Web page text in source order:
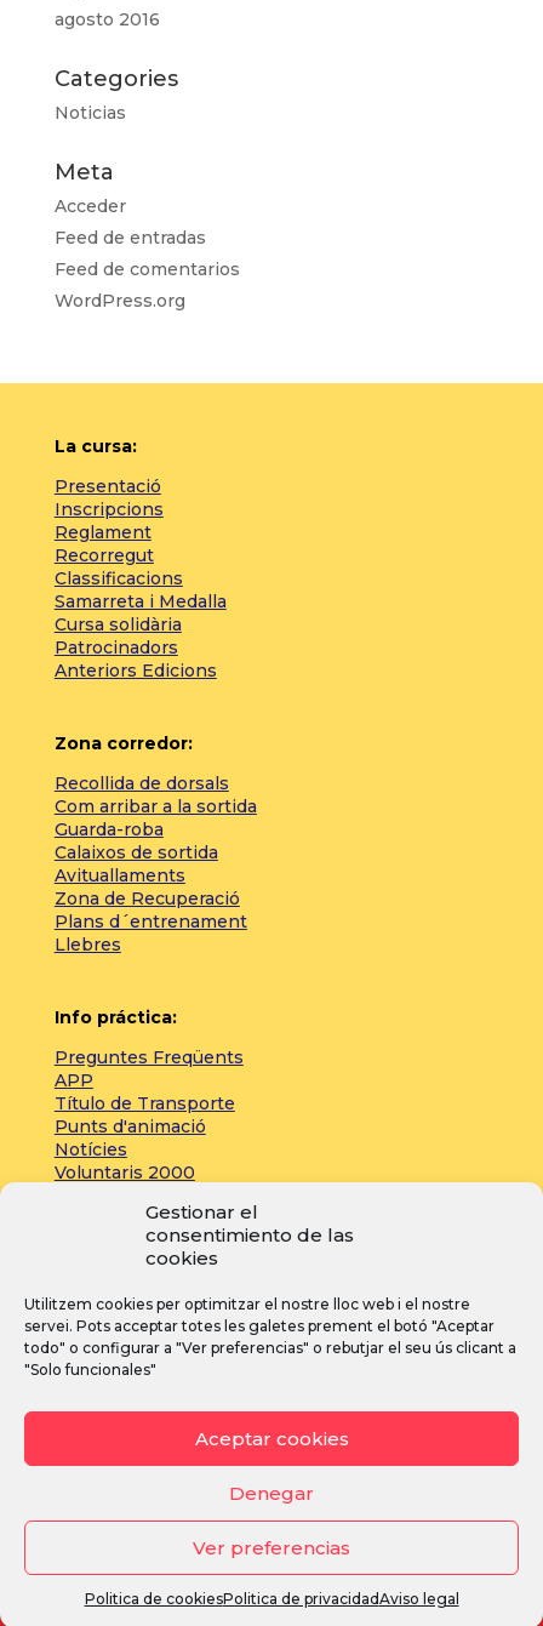
Gestionar el
consentimiento de las
cookies
Utilitzem cookies per optimitzar el nostre lloc web i el nostre
servei. Pots acceptar totes les galetes prement el botó "Aceptar
todo" o configurar a "Ver preferencias" o rebutjar el seu ús clicant a
"Solo funcionales"
Aceptar cookies
Denegar
Ver preferencias
Politica de cookiesPolitica de privacidadAviso legal
agosto 2016
Categories
Noticias
Meta
Acceder
Feed de entradas
Feed de comentarios
WordPress.org
La cursa:
Presentació
Inscripcions
Reglament
Recorregut
Classificacions
Samarreta i Medalla
Cursa solidària
Patrocinadors
Anteriors Edicions
Zona corredor:
Recollida de dorsals
Com arribar a la sortida
Guarda-roba
Calaixos de sortida
Avituallaments
Zona de Recuperació
Plans d´entrenament
Llebres
Info práctica:
Preguntes Freqüents
APP
Título de Transporte
Punts d'animació
Notícies
Voluntaris 2000
Zona de prensa:
Acreditacions
Inscripcions
Notícies
InstagramFacebook YouTube
Avís legal· Política de privacitat·Política de cookies